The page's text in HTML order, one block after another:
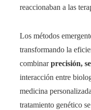
reaccionaban a las
Los métodos
transformando la
combinarprecisión,
interacción entre
medicina
tratamiento genético